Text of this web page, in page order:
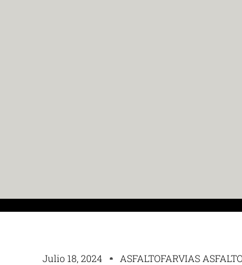
Julio 18, 2024 ASFALTOFARVIAS